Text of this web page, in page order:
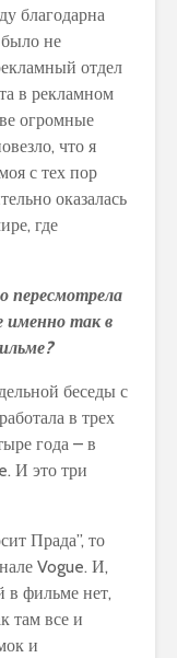
благодарна
было не
отдел
в рекламном
огромные
что я
с тех пор
оказалась
где
пересмотрела
именно так в
беседы с
в трех
года – в
И это три
Прада”, то
Vogue. И,
в фильме нет,
там все и
и